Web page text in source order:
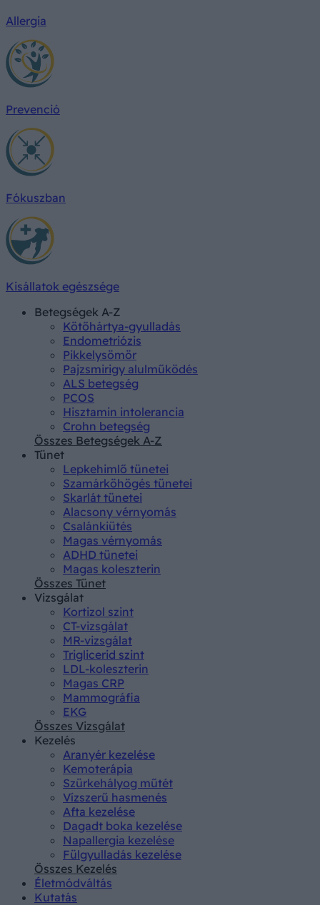
Allergia
Prevenció
Fókuszban
Kisállatok egészsége
Betegségek A-Z
Kötőhártya-gyulladás
Endometriózis
Pikkelysömör
Pajzsmirigy alulműködés
ALS betegség
PCOS
Hisztamin intolerancia
Crohn betegség
Összes Betegségek A-Z
Tünet
Lepkehimlő tünetei
Szamárköhögés tünetei
Skarlát tünetei
Alacsony vérnyomás
Csalánkiütés
Magas vérnyomás
ADHD tünetei
Magas koleszterin
Összes Tünet
Vizsgálat
Kortizol szint
CT-vizsgálat
MR-vizsgálat
Triglicerid szint
LDL-koleszterin
Magas CRP
Mammográfia
EKG
Összes Vizsgálat
Kezelés
Aranyér kezelése
Kemoterápia
Szürkehályog műtét
Vízszerű hasmenés
Afta kezelése
Dagadt boka kezelése
Napallergia kezelése
Fülgyulladás kezelése
Összes Kezelés
Életmódváltás
Kutatás